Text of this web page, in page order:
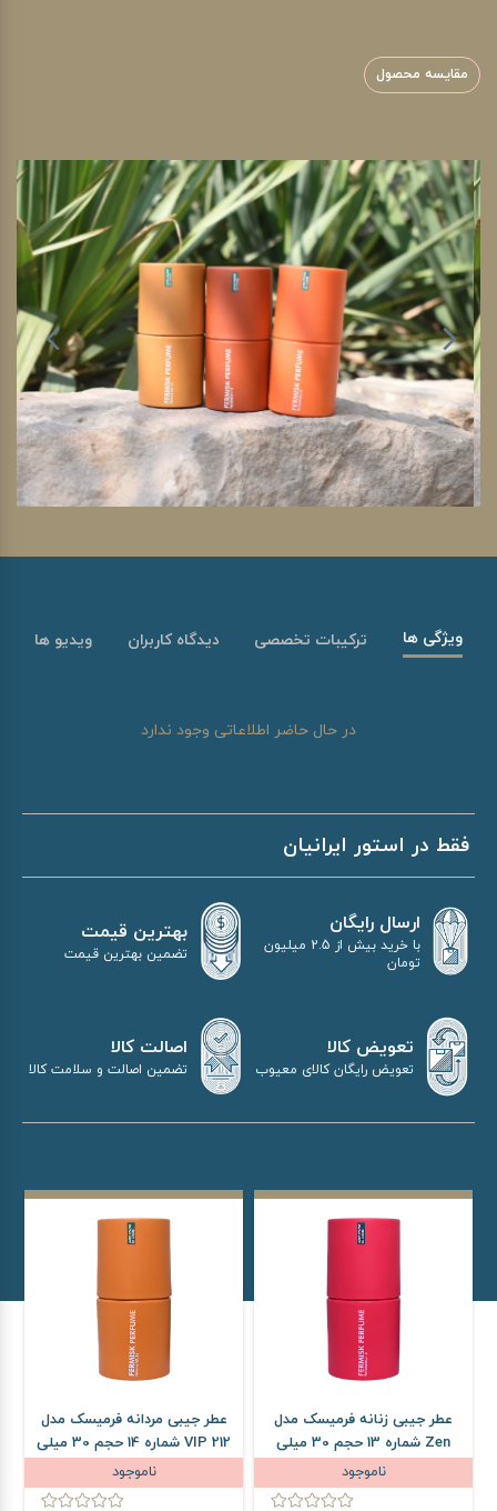
مقایسه محصول
ویژگی ها ترکیبات تخصصی دیدگاه کاربران ویدیو ها
در حال حاضر اطلاعاتی وجود ندارد
فقط در استور ایرانیان
ارسال رایگان
با خرید بیش از 2.5 میلیون
تومان
بهترین قیمت
تضمین بهترین قیمت
تعویض کالا
تعویض رایگان کالای معیوب
اصالت کالا
تضمین اصالت و سلامت کالا
عطر جیبی زنانه فرمیسک مدل
Zen شماره 13 حجم 30 میلی
لیتر
ناموجود
عطر جیبی مردانه فرمیسک مدل
212 VIP شماره 14 حجم 30 میلی
لیتر
ناموجود